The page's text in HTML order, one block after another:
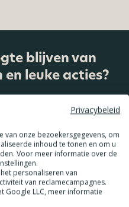
blijven van
leuke acties?
en moet niet
Privacybeleid
van onze bezoekersgegevens, om
inhoud te tonen en om u
Voor meer informatie over de
personaliseren van
van reclamecampagnes.
Google LLC, meer informatie